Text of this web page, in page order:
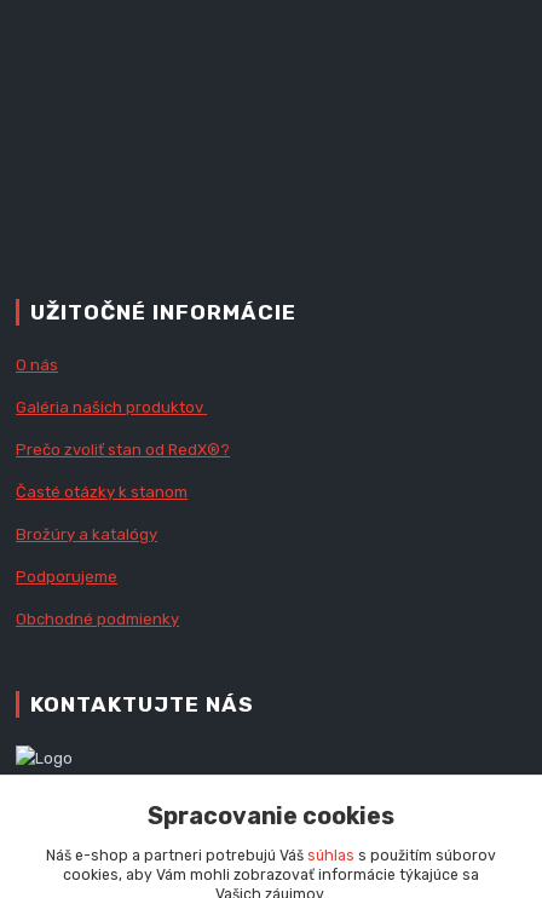
UŽITOČNÉ INFORMÁCIE
O nás
Galéria našich produktov
Prečo zvoliť stan od RedX®?
Časté otázky k stanom
Brožúry a katalógy
Podporujeme
Obchodné podmienky
KONTAKTUJTE NÁS
+421 905 060 020
info@redx-stany.sk
Spracovanie cookies
Náš e-shop a partneri potrebujú Váš súhlas s použitím súborov
cookies, aby Vám mohli zobrazovať informácie týkajúce sa
Vašich záujmov.